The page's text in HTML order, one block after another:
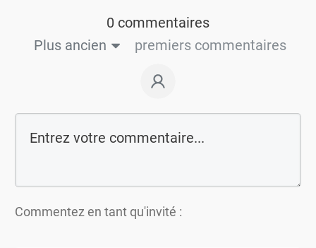
0 commentaires
Plus ancien
premiers commentaires
Commentez en tant qu'invité :